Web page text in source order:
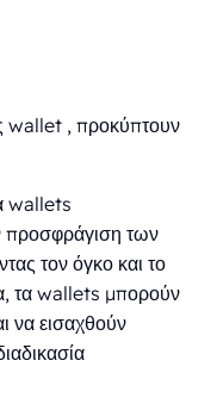
wallet , προκύπτουν
wallets
προσφράγιση των
τον όγκο και το
τα wallets μπορούν
να εισαχθούν